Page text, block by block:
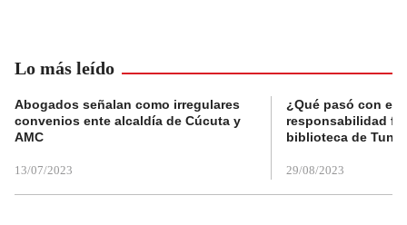
Lo más leído
Abogados señalan como irregulares
convenios ente alcaldía de Cúcuta y
AMC
13/07/2023
¿Qué pasó con el
responsabilidad
biblioteca de
29/08/2023